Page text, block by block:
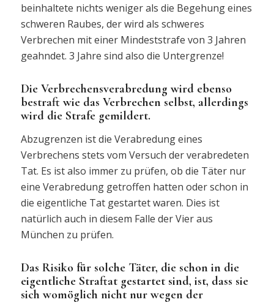
beinhaltete nichts weniger als die Begehung eines
schweren Raubes, der wird als schweres
Verbrechen mit einer Mindeststrafe von 3 Jahren
geahndet. 3 Jahre sind also die Untergrenze!
Die Verbrechensverabredung wird ebenso
bestraft wie das Verbrechen selbst, allerdings
wird die Strafe gemildert.
Abzugrenzen ist die Verabredung eines
Verbrechens stets vom Versuch der verabredeten
Tat. Es ist also immer zu prüfen, ob die Täter nur
eine Verabredung getroffen hatten oder schon in
die eigentliche Tat gestartet waren. Dies ist
natürlich auch in diesem Falle der Vier aus
München zu prüfen.
Das Risiko für solche Täter, die schon in die
eigentliche Straftat gestartet sind, ist, dass sie
sich womöglich nicht nur wegen der